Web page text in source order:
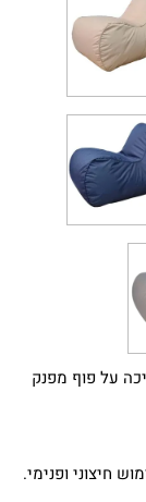
על פוף מפנק
חיצוני ופנימי.